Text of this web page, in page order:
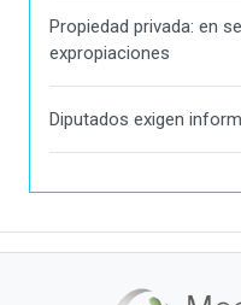
Propiedad privada: en
expropiaciones
Diputados exigen